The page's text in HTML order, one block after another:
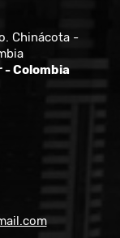
Chinácota -
Colombia